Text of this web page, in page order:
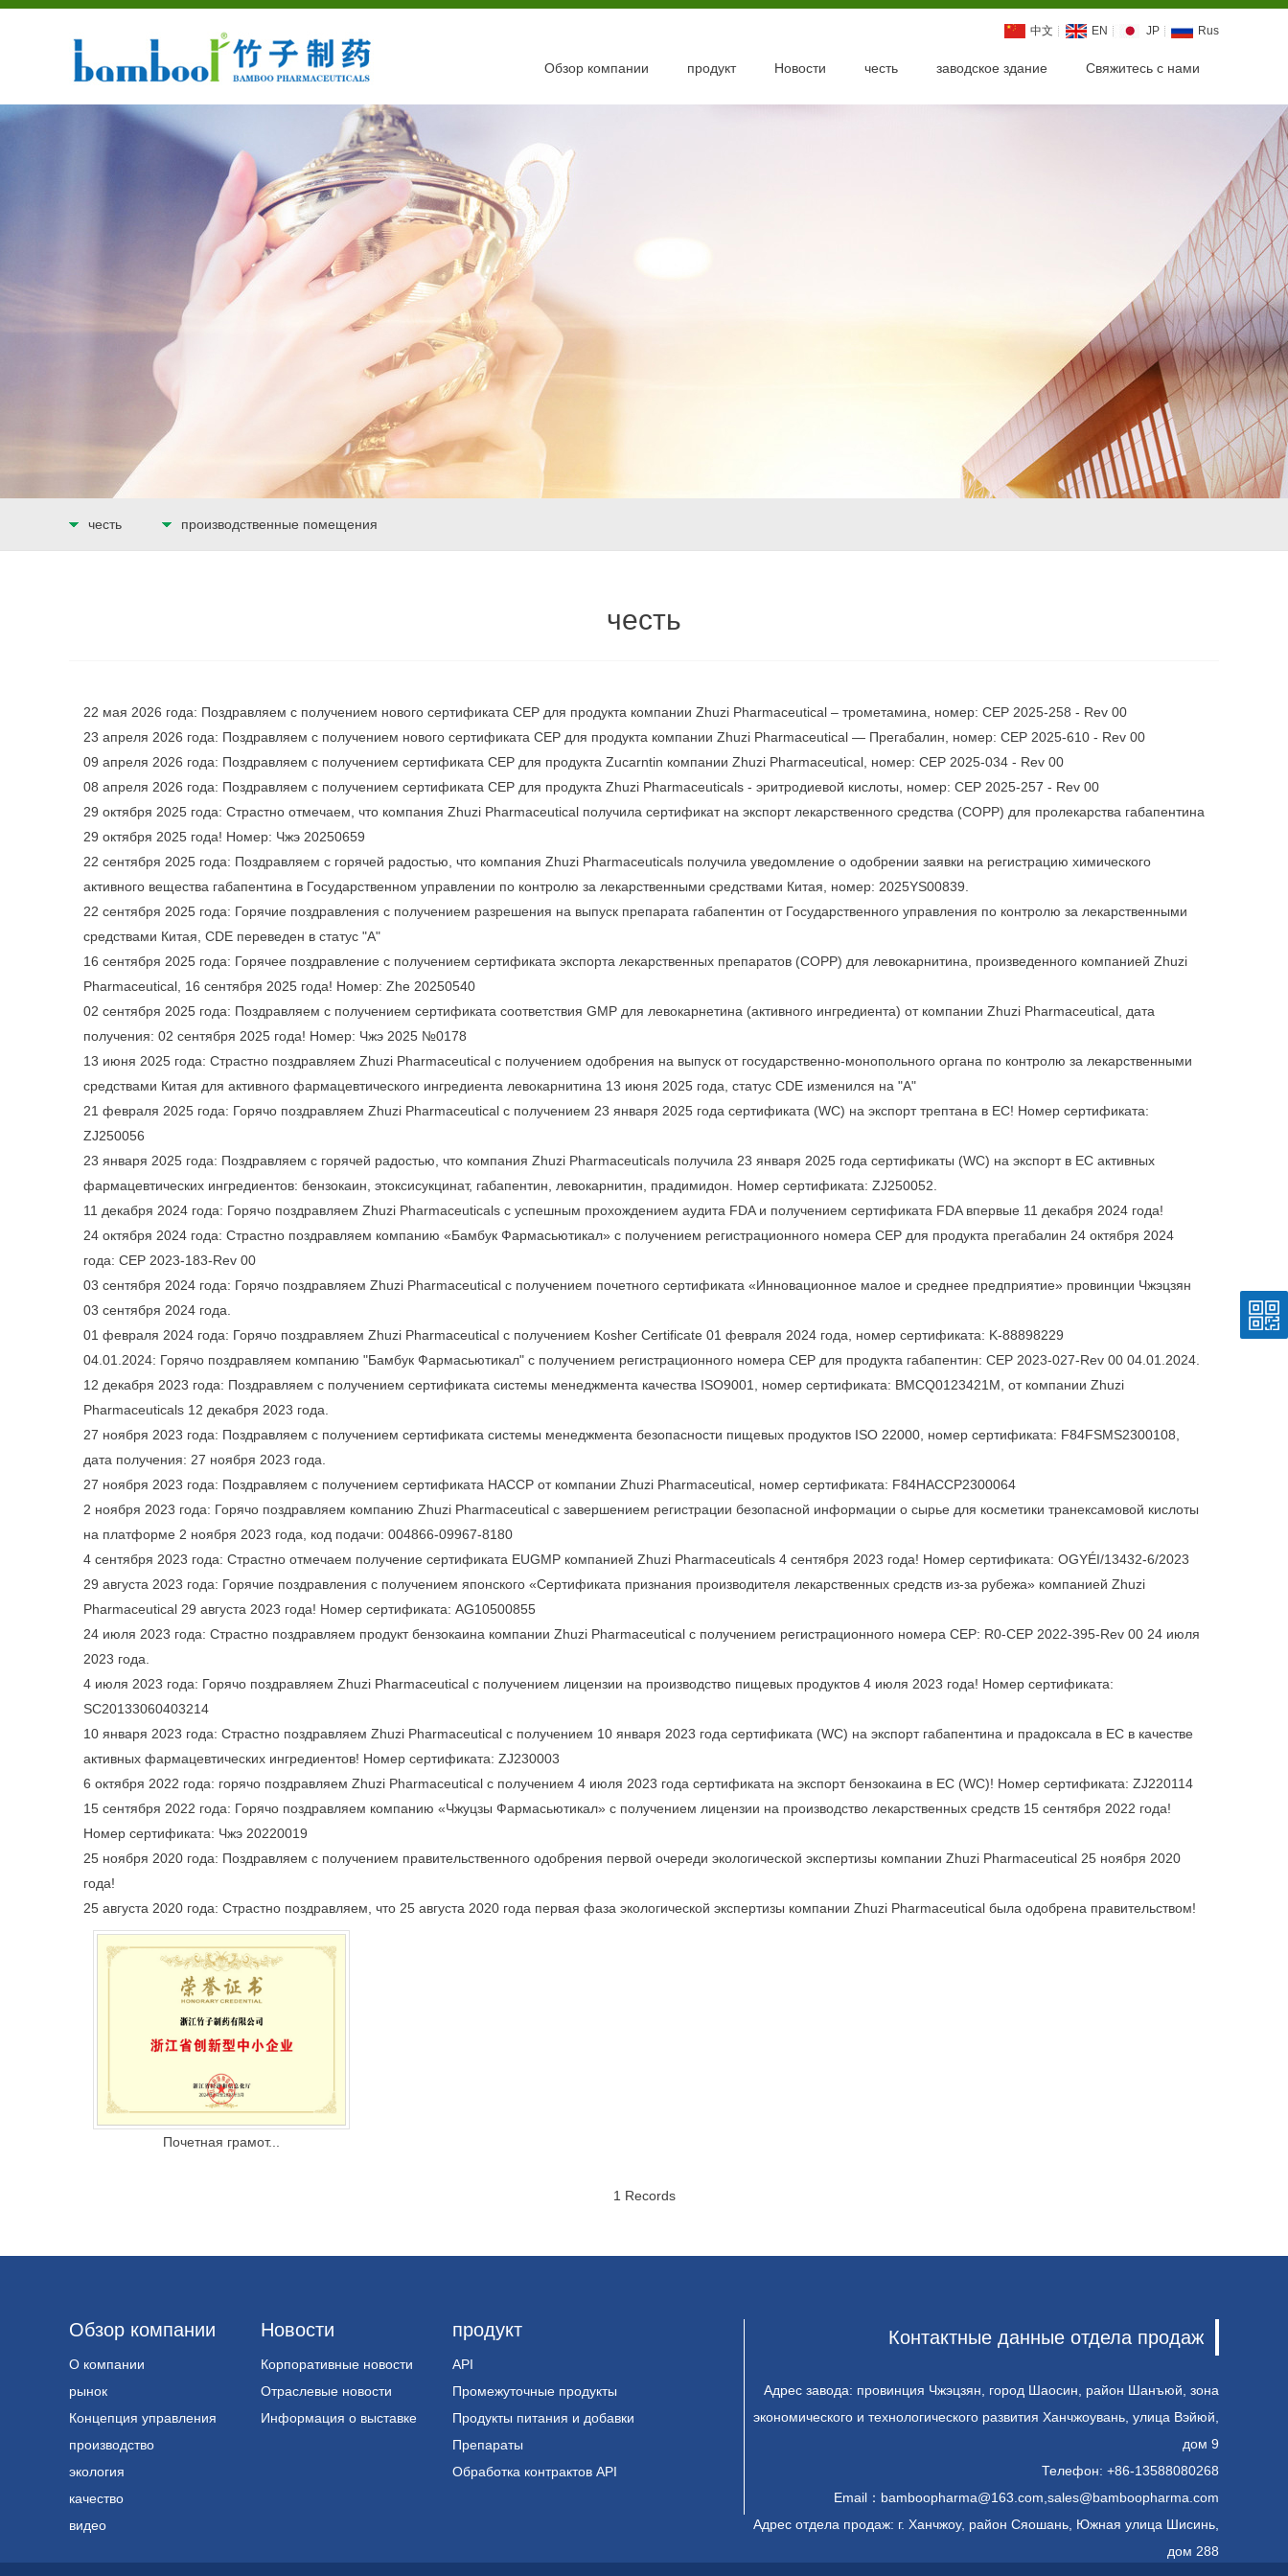
中文 EN JP Rus
Обзор компании продукт Новости честь заводское здание Свяжитесь с нами
честь производственные помещения
честь
22 мая 2026 года: Поздравляем с получением нового сертификата CEP для продукта компании Zhuzi Pharmaceutical – трометамина, номер: CEP 2025-258 - Rev 00
23 апреля 2026 года: Поздравляем с получением нового сертификата CEP для продукта компании Zhuzi Pharmaceutical — Прегабалин, номер: CEP 2025-610 - Rev 00
09 апреля 2026 года: Поздравляем с получением сертификата CEP для продукта Zucarntin компании Zhuzi Pharmaceutical, номер: CEP 2025-034 - Rev 00
08 апреля 2026 года: Поздравляем с получением сертификата CEP для продукта Zhuzi Pharmaceuticals - эритродиевой кислоты, номер: CEP 2025-257 - Rev 00
29 октября 2025 года: Страстно отмечаем, что компания Zhuzi Pharmaceutical получила сертификат на экспорт лекарственного средства (COPP) для пролекарства габапентина
29 октября 2025 года! Номер: Чжэ 20250659
22 сентября 2025 года: Поздравляем с горячей радостью, что компания Zhuzi Pharmaceuticals получила уведомление о одобрении заявки на регистрацию химического
активного вещества габапентина в Государственном управлении по контролю за лекарственными средствами Китая, номер: 2025YS00839.
22 сентября 2025 года: Горячие поздравления с получением разрешения на выпуск препарата габапентин от Государственного управления по контролю за лекарственными
средствами Китая, CDE переведен в статус "A"
16 сентября 2025 года: Горячее поздравление с получением сертификата экспорта лекарственных препаратов (COPP) для левокарнитина, произведенного компанией Zhuzi
Pharmaceutical, 16 сентября 2025 года! Номер: Zhe 20250540
02 сентября 2025 года: Поздравляем с получением сертификата соответствия GMP для левокарнетина (активного ингредиента) от компании Zhuzi Pharmaceutical, дата
получения: 02 сентября 2025 года! Номер: Чжэ 2025 №0178
13 июня 2025 года: Страстно поздравляем Zhuzi Pharmaceutical с получением одобрения на выпуск от государственно-монопольного органа по контролю за лекарственными
средствами Китая для активного фармацевтического ингредиента левокарнитина 13 июня 2025 года, статус CDE изменился на "A"
21 февраля 2025 года: Горячо поздравляем Zhuzi Pharmaceutical с получением 23 января 2025 года сертификата (WC) на экспорт трептана в ЕС! Номер сертификата:
ZJ250056
23 января 2025 года: Поздравляем с горячей радостью, что компания Zhuzi Pharmaceuticals получила 23 января 2025 года сертификаты (WC) на экспорт в ЕС активных
фармацевтических ингредиентов: бензокаин, этоксисукцинат, габапентин, левокарнитин, прадимидон. Номер сертификата: ZJ250052.
11 декабря 2024 года: Горячо поздравляем Zhuzi Pharmaceuticals с успешным прохождением аудита FDA и получением сертификата FDA впервые 11 декабря 2024 года!
24 октября 2024 года: Страстно поздравляем компанию «Бамбук Фармасьютикал» с получением регистрационного номера CEP для продукта прегабалин 24 октября 2024
года: CEP 2023-183-Rev 00
03 сентября 2024 года: Горячо поздравляем Zhuzi Pharmaceutical с получением почетного сертификата «Инновационное малое и среднее предприятие» провинции Чжэцзян
03 сентября 2024 года.
01 февраля 2024 года: Горячо поздравляем Zhuzi Pharmaceutical с получением Kosher Certificate 01 февраля 2024 года, номер сертификата: K-88898229
04.01.2024: Горячо поздравляем компанию "Бамбук Фармасьютикал" с получением регистрационного номера CEP для продукта габапентин: CEP 2023-027-Rev 00 04.01.2024.
12 декабря 2023 года: Поздравляем с получением сертификата системы менеджмента качества ISO9001, номер сертификата: BMCQ0123421M, от компании Zhuzi
Pharmaceuticals 12 декабря 2023 года.
27 ноября 2023 года: Поздравляем с получением сертификата системы менеджмента безопасности пищевых продуктов ISO 22000, номер сертификата: F84FSMS2300108,
дата получения: 27 ноября 2023 года.
27 ноября 2023 года: Поздравляем с получением сертификата HACCP от компании Zhuzi Pharmaceutical, номер сертификата: F84HACCP2300064
2 ноября 2023 года: Горячо поздравляем компанию Zhuzi Pharmaceutical с завершением регистрации безопасной информации о сырье для косметики транексамовой кислоты
на платформе 2 ноября 2023 года, код подачи: 004866-09967-8180
4 сентября 2023 года: Страстно отмечаем получение сертификата EUGMP компанией Zhuzi Pharmaceuticals 4 сентября 2023 года! Номер сертификата: OGYÉI/13432-6/2023
29 августа 2023 года: Горячие поздравления с получением японского «Сертификата признания производителя лекарственных средств из-за рубежа» компанией Zhuzi
Pharmaceutical 29 августа 2023 года! Номер сертификата: AG10500855
24 июля 2023 года: Страстно поздравляем продукт бензокаина компании Zhuzi Pharmaceutical с получением регистрационного номера CEP: R0-CEP 2022-395-Rev 00 24 июля
2023 года.
4 июля 2023 года: Горячо поздравляем Zhuzi Pharmaceutical с получением лицензии на производство пищевых продуктов 4 июля 2023 года! Номер сертификата:
SC20133060403214
10 января 2023 года: Страстно поздравляем Zhuzi Pharmaceutical с получением 10 января 2023 года сертификата (WC) на экспорт габапентина и прадоксала в ЕС в качестве
активных фармацевтических ингредиентов! Номер сертификата: ZJ230003
6 октября 2022 года: горячо поздравляем Zhuzi Pharmaceutical с получением 4 июля 2023 года сертификата на экспорт бензокаина в ЕС (WC)! Номер сертификата: ZJ220114
15 сентября 2022 года: Горячо поздравляем компанию «Чжуцзы Фармасьютикал» с получением лицензии на производство лекарственных средств 15 сентября 2022 года!
Номер сертификата: Чжэ 20220019
25 ноября 2020 года: Поздравляем с получением правительственного одобрения первой очереди экологической экспертизы компании Zhuzi Pharmaceutical 25 ноября 2020
года!
25 августа 2020 года: Страстно поздравляем, что 25 августа 2020 года первая фаза экологической экспертизы компании Zhuzi Pharmaceutical была одобрена правительством!
Почетная грамот...
1 Records
Обзор компании
О компании
рынок
Концепция управления
производство
экология
качество
видео
Новости
Корпоративные новости
Отраслевые новости
Информация о выставке
продукт
API
Промежуточные продукты
Продукты питания и добавки
Препараты
Обработка контрактов API
Контактные данные отдела продаж
Адрес завода: провинция Чжэцзян, город Шаосин, район Шанъюй, зона
экономического и технологического развития Ханчжоувань, улица Вэйюй,
дом 9
Телефон: +86-13588080268
Email： bamboopharma@163.com sales@bamboopharma.com
Адрес отдела продаж: г. Ханчжоу, район Сяошань, Южная улица Шисинь,
дом 288